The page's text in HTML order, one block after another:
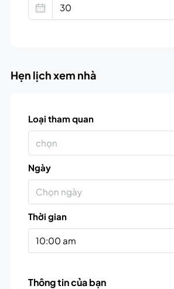
Hẹn lịch xem nhà
Loại tham quan
chọn
Ngày
Chọn ngày
Thời gian
10:00 am
Thông tin của bạn